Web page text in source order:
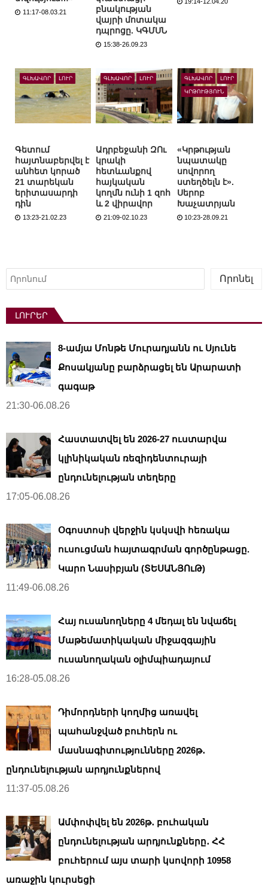
11:17-08.03.21
բնակության
վայրի մոտակա
դպրոցը. ԿԳՄՍՆ
15:38-26.09.23
ԳԼԽԱՎՈՐ ԼՈՒՐ
Գետում
հայտնաբերվել է
անհետ կորած
21 տարեկան
երիտասարդի
դին
13:23-21.02.23
ԳԼԽԱՎՈՐ ԼՈՒՐ
Ադրբեջանի ԶՈւ
կրակի
հետևանքով
հայկական
կողմն ունի 1 զոհ
և 2 վիրավոր
21:09-02.10.23
ԳԼԽԱՎՈՐ ԼՈՒՐ
ԿՐԹՈՒԹՅՈՒՆ
«Կրթության
նպատակը
սովորող
ստեղծելն է».
Սերոբ
Խաչատրյան
10:23-28.09.21
Որոնել
Որոնել
ԼՈՒՐԵՐ
8-ամյա Մոնթե Մուրադյանն ու Սյունե
Քոսակյանը բարձրացել են Արարատի
գագաթ
21:30-06.08.26
Հաստատվել են 2026-27 ուստարվա
կլինիկական ռեզիդենտուրայի
ընդունելության տեղերը
17:05-06.08.26
Օգոստոսի վերջին կսկսվի հեռակա
ուսուցման հայտագրման գործընթացը.
Կարո Նասիբյան (ՏԵՍԱՆՅՈւԹ)
11:49-06.08.26
Հայ ուսանողները 4 մեդալ են նվաճել
Մաթեմատիկական միջազգային
ուսանողական օլիմպիադայում
16:28-05.08.26
Դիմորդների կողմից առավել
պահանջված բուհերն ու
մասնագիտությունները 2026թ․
ընդունելության արդյունքներով
11:37-05.08.26
Ամփոփվել են 2026թ․ բուհական
ընդունելության արդյունքները․ ՀՀ
բուհերում այս տարի կսովորի 10958
առաջին կուրսեցի